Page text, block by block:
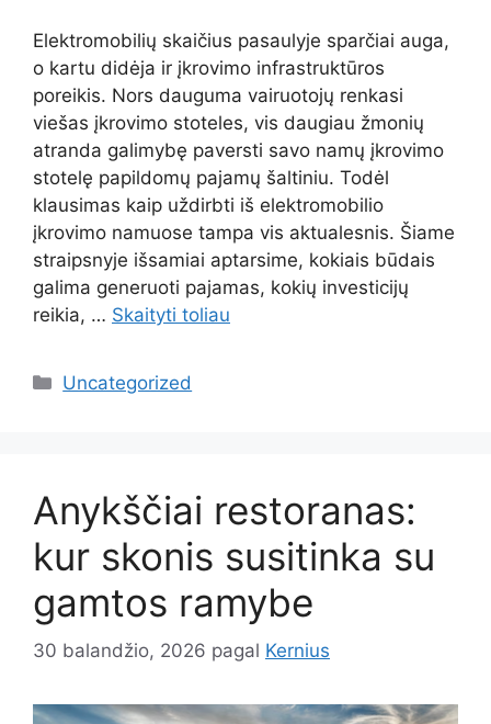
Elektromobilių skaičius pasaulyje sparčiai auga,
o kartu didėja ir įkrovimo infrastruktūros
poreikis. Nors dauguma vairuotojų renkasi
viešas įkrovimo stoteles, vis daugiau žmonių
atranda galimybę paversti savo namų įkrovimo
stotelę papildomų pajamų šaltiniu. Todėl
klausimas kaip uždirbti iš elektromobilio
įkrovimo namuose tampa vis aktualesnis. Šiame
straipsnyje išsamiai aptarsime, kokiais būdais
galima generuoti pajamas, kokių investicijų
reikia, … Skaityti toliau
Kategorijos
Uncategorized
Anykščiai restoranas:
kur skonis susitinka su
gamtos ramybe
30 balandžio, 2026 pagal Kernius